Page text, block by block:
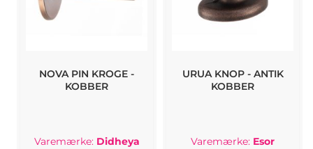
NOVA PIN KROGE -
KOBBER
Varemærke: Didheya
URUA KNOP - ANTIK
KOBBER
Varemærke: Esor